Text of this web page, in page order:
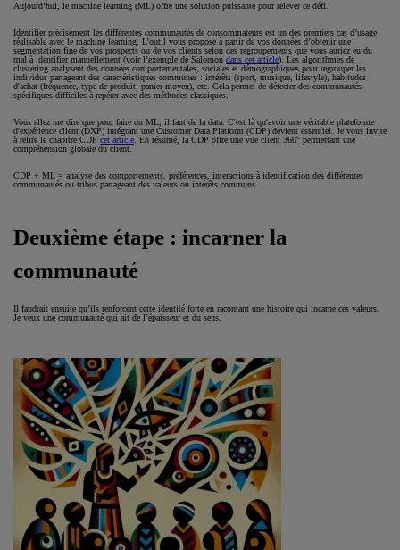
Aujourd’hui, le machine learning (ML) offre une solution puissante pour relever ce défi.
Identifier précisément les différentes communautés de consommateurs est un des premiers cas d’usage
réalisable avec le machine learning. L’outil vous propose à partir de vos données d’obtenir une
segmentation fine de vos prospects ou de vos clients selon des regroupements que vous auriez eu du
mal à identifier manuellement (voir l’exemple de Salomon dans cet article). Les algorithmes de
clustering analysent des données comportementales, sociales et démographiques pour regrouper les
individus partageant des caractéristiques communes : intérêts (sport, musique, lifestyle), habitudes
d'achat (fréquence, type de produit, panier moyen), etc. Cela permet de détecter des communautés
spécifiques difficiles à repérer avec des méthodes classiques.
Vous allez me dire que pour faire du ML, il faut de la data. C'est là qu'avoir une véritable plateforme
d'expérience client (DXP) intégrant une Customer Data Platform (CDP) devient essentiel. Je vous invite
à relire le chapitre CDP cet article . En résumé, la CDP offre une vue client 360° permettant une
compréhension globale du client.
CDP + ML = analyse des comportements, préférences, interactions à identification des différentes
communautés ou tribus partageant des valeurs ou intérêts communs.
Deuxième étape : incarner la
communauté
Il faudrait ensuite qu’ils renforcent cette identité forte en racontant une histoire qui incarne ces valeurs.
Je veux une communauté qui ait de l’épaisseur et du sens.